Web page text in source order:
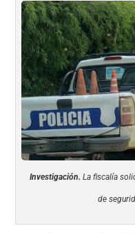
Investigación. La fiscalía
de